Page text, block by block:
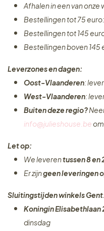
Afhalen in een van
Bestellingen tot 75 euro:
Bestellingen tot 145
Bestellingen boven 145
Leverzones en dagen:
Oost-Vlaanderen:
West-Vlaanderen:
Buiten deze regio?
info@julieshouse.be
Let op:
We leverentussen 8 en
Er zijngeen leveringen
Sluitingstijden winkels
Koningin Elisabethlaan
dinsdag